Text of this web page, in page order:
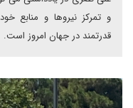
و تمرکز نیروها و منابع
قدرتمند در جهان امروز است.